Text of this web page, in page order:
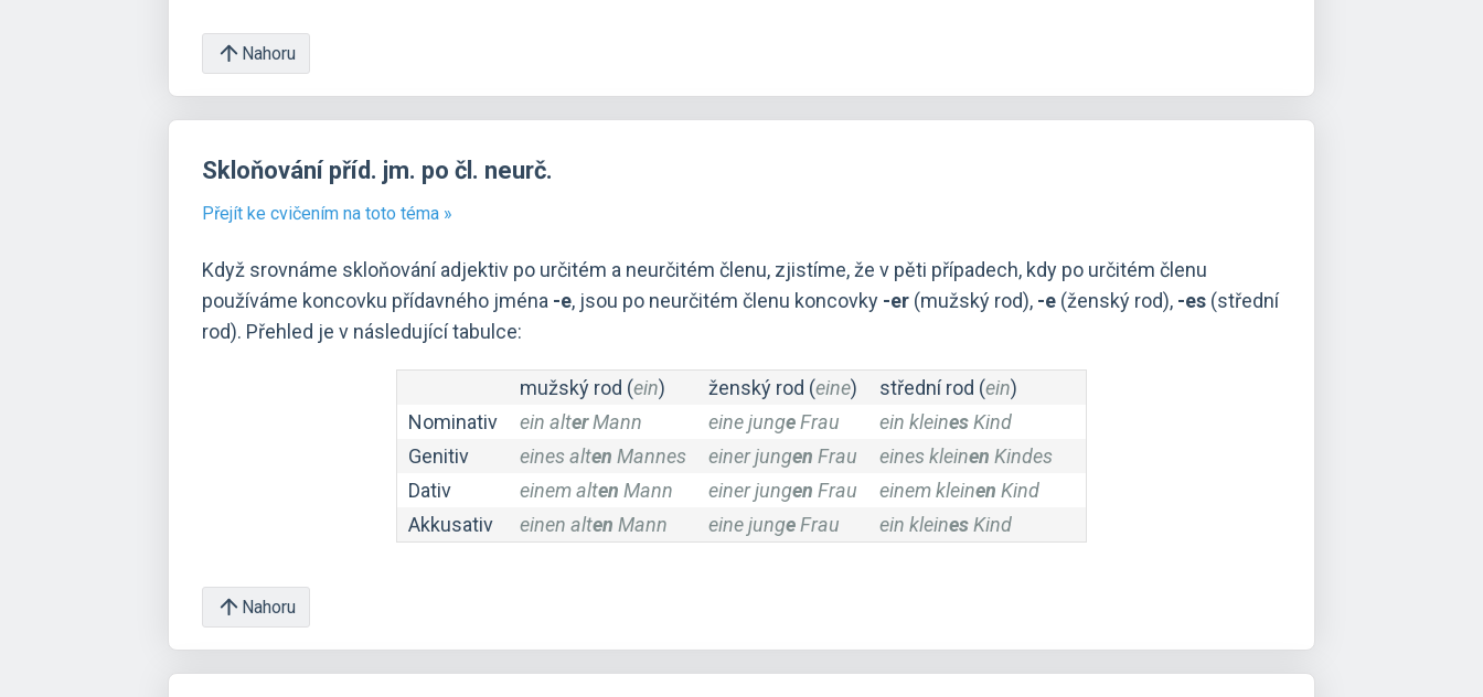
Nahoru
Skloňování příd. jm. po čl. neurč.
Přejít ke cvičením na toto téma »
Když srovnáme skloňování adjektiv po určitém a neurčitém členu, zjistíme, že v pěti případech, kdy po určitém členu
používáme koncovku přídavného jména -e, jsou po neurčitém členu koncovky -er (mužský rod), -e (ženský rod), -es (střední
rod). Přehled je v následující tabulce:
mužský rod (ein) ženský rod (eine) střední rod (ein)
Nominativ
ein alterMann eine jungeFrau ein kleinesKind
Genitiv
eines alten Mannes einer jungen Frau eines kleinen Kindes
Dativ
einem alten Mann einer jungen Frau einem kleinen Kind
Akkusativ
einen alten Mann eine jungeFrau ein kleinesKind
Nahoru